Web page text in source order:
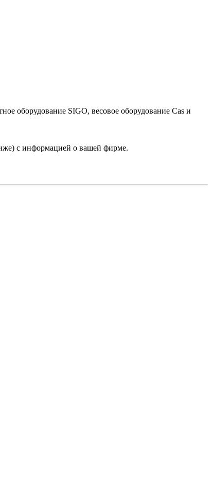
оборудование SIGO, весовое оборудование Cas и
с информацией о вашей фирме.